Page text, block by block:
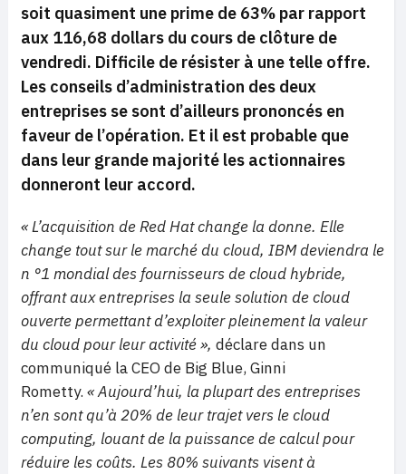
soit quasiment une prime de 63% par rapport
aux 116,68 dollars du cours de clôture de
vendredi. Difficile de résister à une telle offre.
Les conseils d’administration des deux
entreprises se sont d’ailleurs prononcés en
faveur de l’opération. Et il est probable que
dans leur grande majorité les actionnaires
donneront leur accord.
« L’acquisition de Red Hat change la donne. Elle
change tout sur le marché du cloud, IBM deviendra le
n °1 mondial des fournisseurs de cloud hybride,
offrant aux entreprises la seule solution de cloud
ouverte permettant d’exploiter pleinement la valeur
du cloud pour leur activité », déclare dans un
communiqué la CEO de Big Blue, Ginni
Rometty. « Aujourd’hui, la plupart des entreprises
n’en sont qu’à 20% de leur trajet vers le cloud
computing, louant de la puissance de calcul pour
réduire les coûts. Les 80% suivants visent à